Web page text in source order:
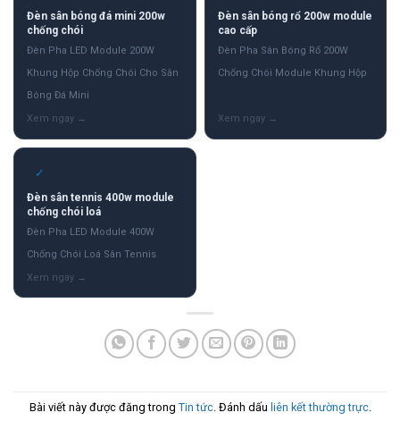
Đèn sân bóng đá mini 200w
chống chói
Đèn Pha LED Module 200W
Khung Hộp Chống Chói Cho Sân
Bóng Đá Mini
Đèn sân bóng rổ 200w module
cao cấp
Đèn Pha Sân Bóng Rổ 200W
Chống Chói Module Khung Hộp
✓
Đèn sân tennis 400w module
chống chói loá
Đèn Pha LED Module 400W
Chống Chói Loá Sân Tennis
Bài viết này được đăng trong Tin tức. Đánh dấu liên kết thường trực.